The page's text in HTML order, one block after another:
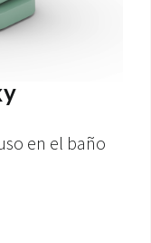
en el baño